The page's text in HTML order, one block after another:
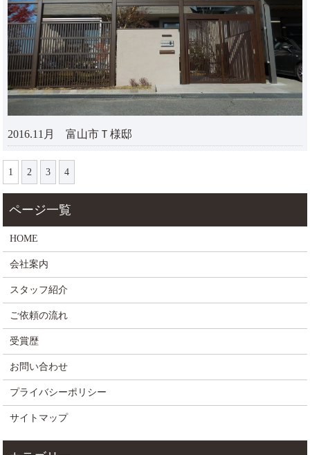
2016.11月 富山市Ｔ様邸
1 2 3 4
HOME
会社案内
スタッフ紹介
ご依頼の流れ
受賞歴
お問い合わせ
プライバシーポリシー
サイトマップ